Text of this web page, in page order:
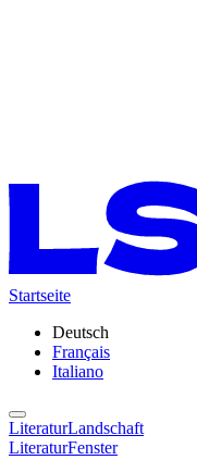
Startseite
Deutsch
Français
Italiano
LiteraturLandschaft
LiteraturFenster